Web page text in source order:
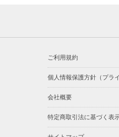
ご利用規約
個人情報保護方針（プラ
会社概要
特定商取引法に基づく表